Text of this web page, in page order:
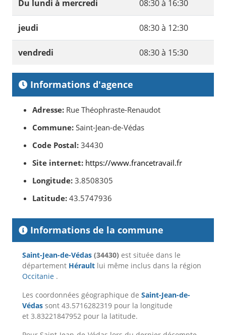
Du lundi à mercredi 08:30 à 16:30
jeudi 08:30 à 12:30
vendredi 08:30 à 15:30
Informations d'agence
Adresse: Rue Théophraste-Renaudot
Commune: Saint-Jean-de-Védas
Code Postal: 34430
Site internet: https://www.francetravail.fr
Longitude: 3.8508305
Latitude: 43.5747936
Informations de la commune
Saint-Jean-de-Védas (34430) est située dans le
département Hérault lui même inclus dans la région
Occitanie .
Les coordonnées géographique de Saint-Jean-de-
Védas sont 43.5716282319 pour la longitude
et 3.83221847952 pour la latitude.